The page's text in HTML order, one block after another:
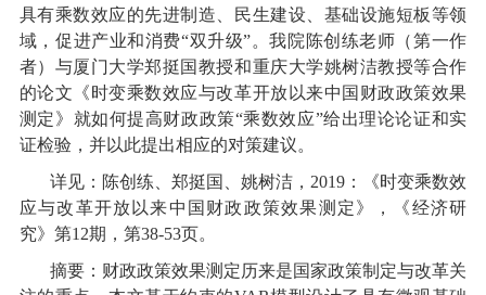
具有乘数效应的先进制造、民生建设、基础设施短板等领
域，促进产业和消费“双升级”。我院陈创练老师（第一作
者）与厦门大学郑挺国教授和重庆大学姚树洁教授等合作
的论文《时变乘数效应与改革开放以来中国财政政策效果
测定》就如何提高财政政策“乘数效应”给出理论论证和实
证检验，并以此提出相应的对策建议。
详见：陈创练、郑挺国、姚树洁， 2019 ：《时变乘数效
应与改革开放以来中国财政政策效果测定》，《经济研
究》第12期，第38-53页。
摘要：财政政策效果测定历来是国家政策制定与改革关